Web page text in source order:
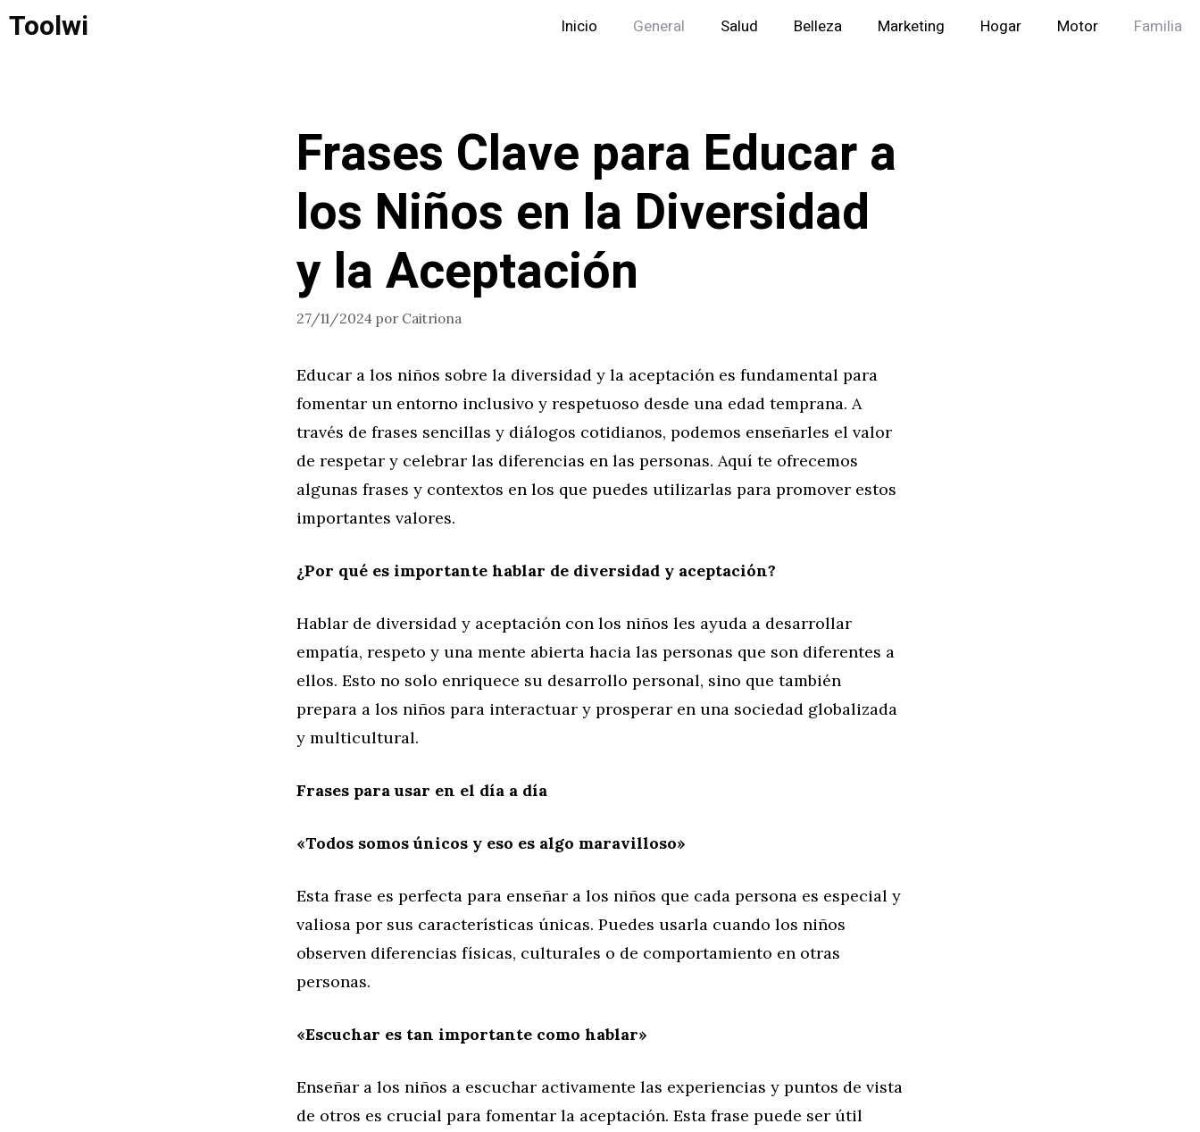
Saltar
Toolwi Inicio General Salud Belleza Marketing Hogar Motor Familia
Frases Clave para Educar a
los Niños en la Diversidad
y la Aceptación
27/11/2024 por Caitriona
Educar a los niños sobre la diversidad y la aceptación es fundamental para
fomentar un entorno inclusivo y respetuoso desde una edad temprana. A
través de frases sencillas y diálogos cotidianos, podemos enseñarles el valor
de respetar y celebrar las diferencias en las personas. Aquí te ofrecemos
algunas frases y contextos en los que puedes utilizarlas para promover estos
importantes valores.
¿Por qué es importante hablar de diversidad y aceptación?
Hablar de diversidad y aceptación con los niños les ayuda a desarrollar
empatía, respeto y una mente abierta hacia las personas que son diferentes a
ellos. Esto no solo enriquece su desarrollo personal, sino que también
prepara a los niños para interactuar y prosperar en una sociedad globalizada
y multicultural.
Frases para usar en el día a día
«Todos somos únicos y eso es algo maravilloso»
Esta frase es perfecta para enseñar a los niños que cada persona es especial y
valiosa por sus características únicas. Puedes usarla cuando los niños
observen diferencias físicas, culturales o de comportamiento en otras
personas.
«Escuchar es tan importante como hablar»
Enseñar a los niños a escuchar activamente las experiencias y puntos de vista
de otros es crucial para fomentar la aceptación. Esta frase puede ser útil